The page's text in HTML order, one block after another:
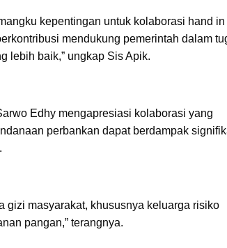
kepentingan untuk kolaborasi hand in
mendukung pemerintah dalam
lebih baik,” ungkap Sis Apik.
Edhy mengapresiasi kolaborasi yang
perbankan dapat berdampak
gizi masyarakat, khususnya keluarga risiko
pangan,” terangnya.